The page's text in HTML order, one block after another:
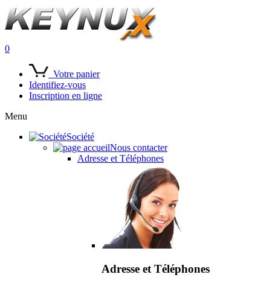
0
Votre panier
Identifiez-vous
Inscription en ligne
Menu
Société
Nous contacter
Adresse et Téléphones
Adresse et Téléphones